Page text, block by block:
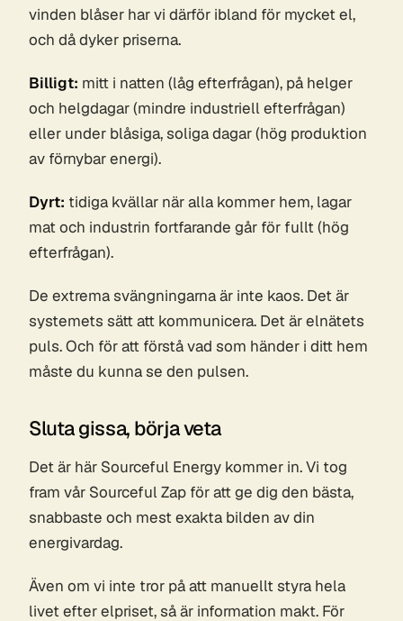
vinden blåser har vi därför ibland för mycket el,
och då dyker priserna.
Billigt: mitt i natten (låg efterfrågan), på helger
och helgdagar (mindre industriell efterfrågan)
eller under blåsiga, soliga dagar (hög produktion
av förnybar energi).
Dyrt: tidiga kvällar när alla kommer hem, lagar
mat och industrin fortfarande går för fullt (hög
efterfrågan).
De extrema svängningarna är inte kaos. Det är
systemets sätt att kommunicera. Det är elnätets
puls. Och för att förstå vad som händer i ditt hem
måste du kunna se den pulsen.
Sluta gissa, börja veta
Det är här Sourceful Energy kommer in. Vi tog
fram vår Sourceful Zap för att ge dig den bästa,
snabbaste och mest exakta bilden av din
energivardag.
Även om vi inte tror på att manuellt styra hela
livet efter elpriset, så är information makt. För